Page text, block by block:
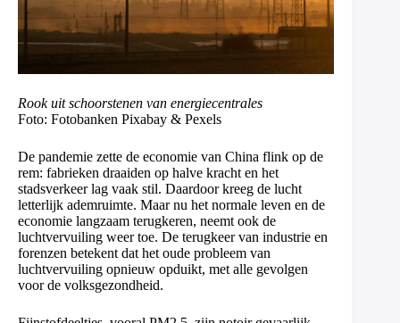
Rook uit schoorstenen van energiecentrales
Foto: Fotobanken Pixabay & Pexels
De pandemie zette de economie van China flink op de
rem: fabrieken draaiden op halve kracht en het
stadsverkeer lag vaak stil. Daardoor kreeg de lucht
letterlijk ademruimte. Maar nu het normale leven en de
economie langzaam terugkeren, neemt ook de
luchtvervuiling weer toe. De terugkeer van industrie en
forenzen betekent dat het oude probleem van
luchtvervuiling opnieuw opduikt, met alle gevolgen
voor de volksgezondheid.